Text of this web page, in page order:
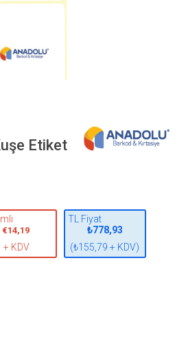
Etiket
€14,19
+ KDV
TL Fiyat
₺778,93
(₺155,79 + KDV)